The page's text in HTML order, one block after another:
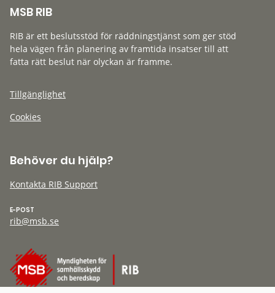
MSB RIB
RIB är ett beslutsstöd för räddningstjänst som ger stöd
hela vägen från planering av framtida insatser till att
fatta rätt beslut när olyckan är framme.
Tillgänglighet
Cookies
Behöver du hjälp?
Kontakta RIB Support
E-POST
rib@msb.se